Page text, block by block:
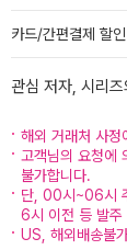
카드/간편결제 할인
관심 저자, 시리
해외 거래처 사정
고객님의 요청에
불가합니다.
단, 00시~06시
6시 이전 등 발주
US, 해외배송불